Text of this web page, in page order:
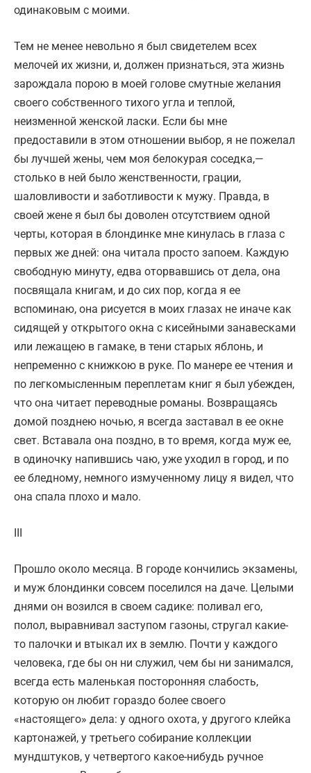
одинаковым с моими.
Тем не менее невольно я был свидетелем всех
мелочей их жизни, и, должен признаться, эта жизнь
зарождала порою в моей голове смутные желания
своего собственного тихого угла и теплой,
неизменной женской ласки. Если бы мне
предоставили в этом отношении выбор, я не пожелал
бы лучшей жены, чем моя белокурая соседка,—
столько в ней было женственности, грации,
шаловливости и заботливости к мужу. Правда, в
своей жене я был бы доволен отсутствием одной
черты, которая в блондинке мне кинулась в глаза с
первых же дней: она читала просто запоем. Каждую
свободную минуту, едва оторвавшись от дела, она
посвящала книгам, и до сих пор, когда я ее
вспоминаю, она рисуется в моих глазах не иначе как
сидящей у открытого окна с кисейными занавесками
или лежащею в гамаке, в тени старых яблонь, и
непременно с книжкою в руке. По манере ее чтения и
по легкомысленным переплетам книг я был убежден,
что она читает переводные романы. Возвращаясь
домой позднею ночью, я всегда заставал в ее окне
свет. Вставала она поздно, в то время, когда муж ее,
в одиночку напившись чаю, уже уходил в город, и по
ее бледному, немного измученному лицу я видел, что
она спала плохо и мало.
III
Прошло около месяца. В городе кончились экзамены,
и муж блондинки совсем поселился на даче. Целыми
днями он возился в своем садике: поливал его,
полол, выравнивал заступом газоны, стругал какие-
то палочки и втыкал их в землю. Почти у каждого
человека, где бы он ни служил, чем бы ни занимался,
всегда есть малень­кая посторонняя слабость,
которую он любит гораздо более своего
«настоящего» дела: у одного охота, у другого клейка
картонажей, у третьего собирание коллекции
мундштуков, у четвертого какое-нибудь ручное